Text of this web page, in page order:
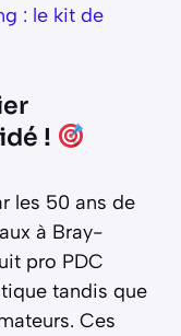
: le kit de
!
les 50 ans de
à Bray-
pro PDC
tandis que
Ces